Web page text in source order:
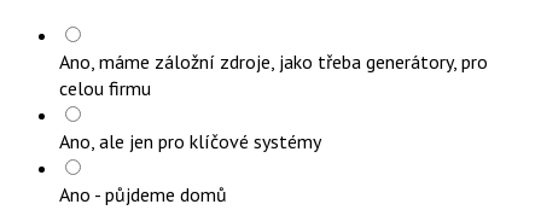
Ano, máme záložní zdroje, jako třeba generátory, pro
celou firmu
Ano, ale jen pro klíčové systémy
Ano - půjdeme domů